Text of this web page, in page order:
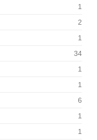
1
2
1
34
1
1
6
1
1